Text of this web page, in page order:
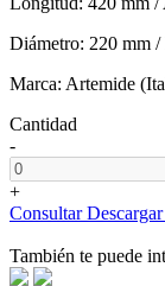
Diámetro: 220 mm
Marca: Artemide
Cantidad
-
+
Consultar
También te puede